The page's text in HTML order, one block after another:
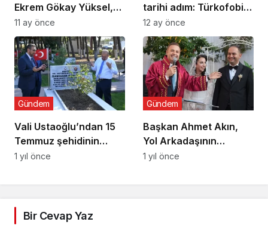
Ekrem Gökay Yüksel,
Erdek’te Balık Avı
Sezonunu “Vira
Bismillah” ile Açtı
11 ay önce
tarihi adım: Türkofobi
İzleme Merkezi
12 ay önce
Vali Ustaoğlu’ndan 15
Temmuz şehidinin
ailesine ziyaret
Gündem
1 yıl önce
Başkan Ahmet Akın,
Yol Arkadaşının
Nikâhını Kıydı
Gündem
1 yıl önce
Bir Cevap Yaz